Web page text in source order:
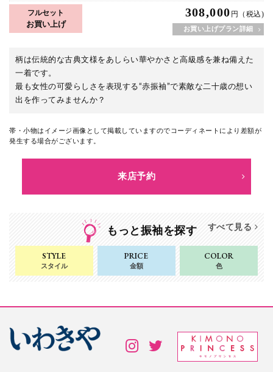
フルセット
お買い上げ
308,000 円（税込)
お買い上げプラン詳細
柄は伝統的な古典文様をあしらい華やかさと高級感を兼ね備えた
一着です。
最も女性の可愛らしさを表現する“赤振袖”で素敵な二十歳の想い
出を作ってみませんか？
帯・小物はイメージ画像として掲載していますのでコーディネートにより差額が
発生する場合がございます。
来店予約
もっと振袖を探す
STYLE
スタイル
PRICE
金額
COLOR
色
すべて見る